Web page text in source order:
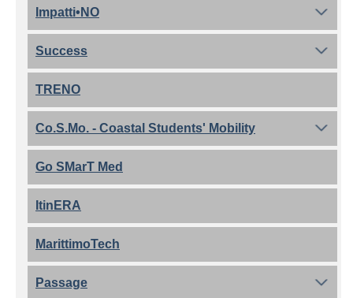
Impatti•NO
Success
TRENO
Co.S.Mo. - Coastal Students' Mobility
Go SMarT Med
ItinERA
MarittimoTech
Passage